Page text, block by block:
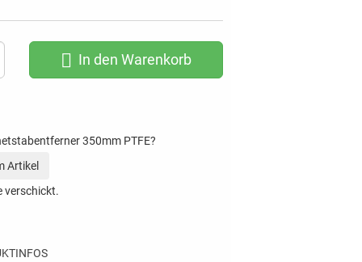
In den Warenkorb
350mm PTFE?
Artikel
verschickt.